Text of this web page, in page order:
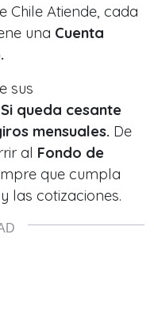
Chile Atiende, cada
una Cuenta
sus
Si queda cesante
mensuales. De
al Fondo de
que cumpla
las cotizaciones.